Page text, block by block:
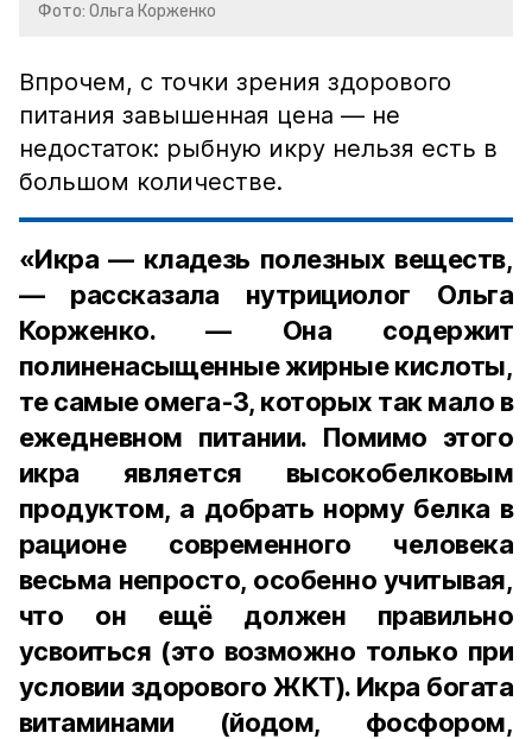
Фото: Ольга Корженко
Впрочем, с точки зрения здорового
питания завышенная цена — не
недостаток: рыбную икру нельзя есть в
большом количестве.
«Икра — кладезь полезных веществ,
— рассказала нутрициолог Ольга
Корженко. — Она содержит
полиненасыщенные жирные кислоты,
те самые омега-3, которых так мало в
ежедневном питании. Помимо этого
икра является высокобелковым
продуктом, а добрать норму белка в
рационе современного человека
весьма непросто, особенно учитывая,
что он ещё должен правильно
усвоиться (это возможно только при
условии здорового ЖКТ). Икра богата
витаминами (йодом, фосфором,